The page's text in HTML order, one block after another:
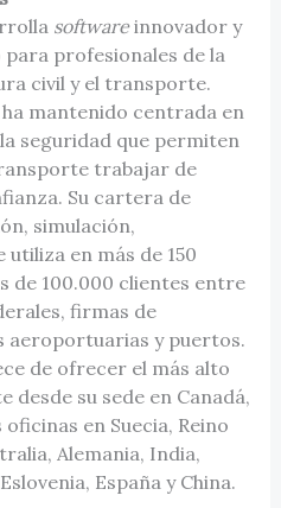
softwareinnovador y
profesionales de la
civil y el transporte.
mantenido centrada en
seguridad que permiten
trabajar de
Su cartera de
simulación,
en más de 150
de 100.000 clientes entre
firmas de
aeroportuarias y puertos.
de ofrecer el más alto
desde su sede en Canadá,
en Suecia, Reino
Alemania, India,
España y China.